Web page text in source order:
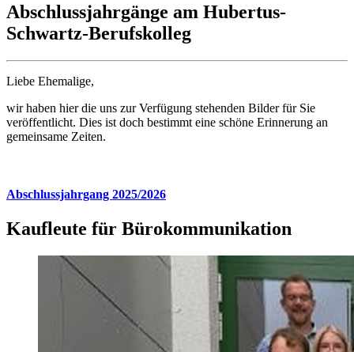
Abschlussjahrgänge am Hubertus-
Schwartz-Berufskolleg
Liebe Ehemalige,
wir haben hier die uns zur Verfügung stehenden Bilder für Sie
veröffentlicht. Dies ist doch bestimmt eine schöne Erinnerung an
gemeinsame Zeiten.
Abschlussjahrgang 2025/2026
Kaufleute für Bürokommunikation